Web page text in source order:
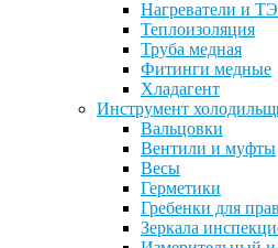
Нагреватели и
Теплоизоляция
Труба медная
Фитинги медные
Хладагент
Инструмент
Вальцовки
Вентили и муфты
Весы
Герметики
Гребенки для
Зеркала